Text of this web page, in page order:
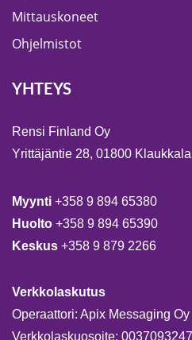
Mittauskoneet
Ohjelmistot
YHTEYS
Rensi Finland Oy
Yrittäjäntie 28, 01800 Klaukkala
Myynti +358 9 894 65380
Huolto +358 9 894 65390
Keskus +358 9 879 2266
Verkkolaskutus
Operaattori: Apix Messaging
Verkkolaskuosoite: